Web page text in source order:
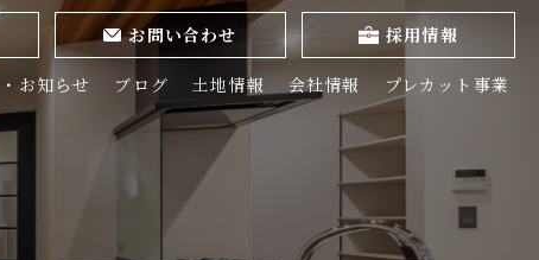
お問い合わせ 採用情報
お知らせ ブログ 土地情報 会社情報 プレカット事業